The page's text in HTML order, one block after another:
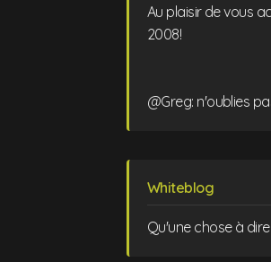
Au plaisir de vous
2008!
@Greg: n'oublies
Whiteblog
Qu'une chose à